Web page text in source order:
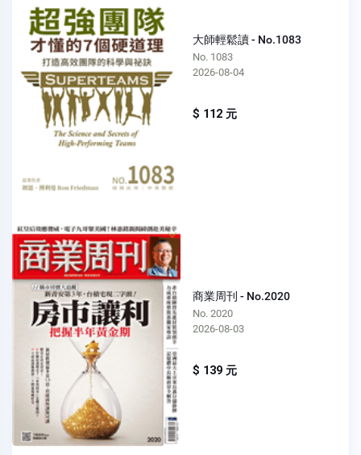
大師輕鬆讀 - No.1083
No. 1083
2026-08-04
$ 112 元
商業周刊 - No.2020
No. 2020
2026-08-03
$ 139 元